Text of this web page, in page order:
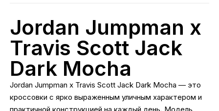
Jordan Jumpman x
Travis Scott Jack
Dark Mocha
Jordan Jumpman x Travis Scott Jack Dark Mocha — это
кроссовки с ярко выраженным уличным характером и